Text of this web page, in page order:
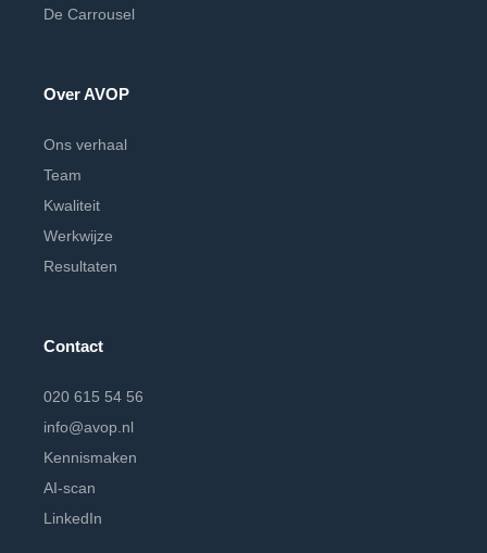
De Carrousel
Over AVOP
Ons verhaal
Team
Kwaliteit
Werkwijze
Resultaten
Contact
020 615 54 56
info@avop.nl
Kennismaken
AI-scan
LinkedIn